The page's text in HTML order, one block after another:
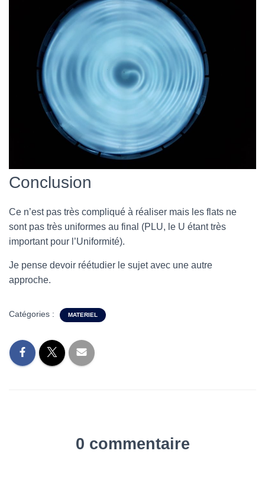
Conclusion
Ce n’est pas très compliqué à réaliser mais les flats ne
sont pas très uniformes au final (PLU, le U étant très
important pour l’Uniformité).
Je pense devoir réétudier le sujet avec une autre
approche.
Catégories : MATERIEL
0 commentaire